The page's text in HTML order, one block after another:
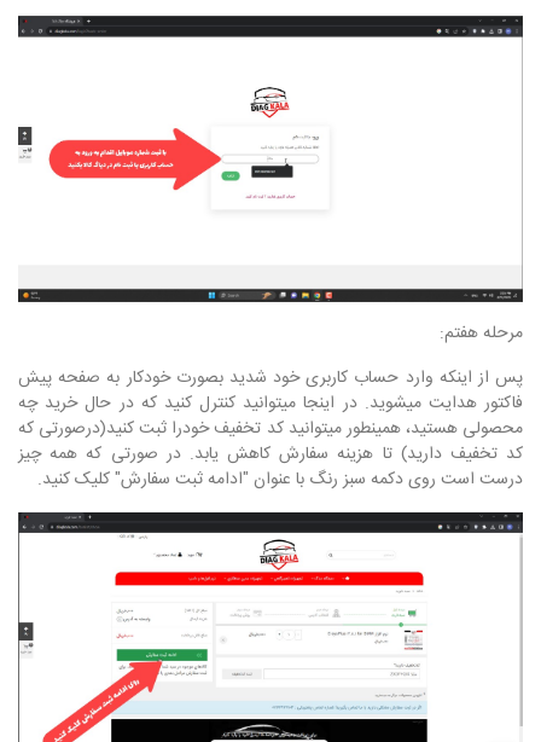
مرحله هفتم:
پس از اینکه وارد حساب کاربری خود شدید بصورت خودکار به صفحه پیش
فاکتور هدایت میشوید. در اینجا میتوانید کنترل کنید که در حال خرید چه
محصولی هستید، همینطور میتوانید کد تخفیف خودرا ثبت کنید(درصورتی که
کد تخفیف دارید) تا هزینه سفارش کاهش یابد. در صورتی که همه چیز
درست است روی دکمه سبز رنگ با عنوان "ادامه ثبت سفارش" کلیک کنید.